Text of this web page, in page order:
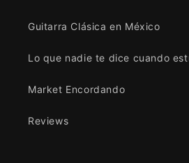
Guitarra Clásica en México
Lo que nadie te dice cuando
Market Encordando
Reviews